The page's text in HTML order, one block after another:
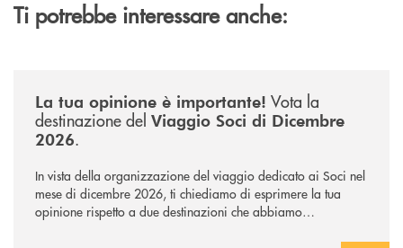
Ti potrebbe interessare anche:
La tua opinione è importante! Vota la
destinazione del Viaggio Soci di Dicembre
2026.
In vista della organizzazione del viaggio dedicato ai Soci nel
mese di dicembre 2026, ti chiediamo di esprimere la tua
opinione rispetto a due destinazioni che abbiamo